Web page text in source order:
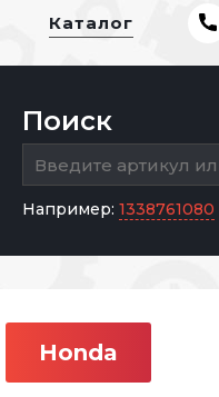
Каталог
Поиск
Например: 1338761080
Honda